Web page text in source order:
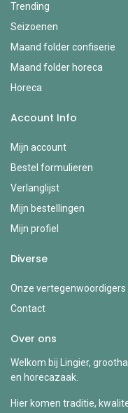
Trending
Seizoenen
Maand folder confiserie
Maand folder horeca
Horeca
Account Info
Mijn account
Bestel formulieren
Verlanglijst
Mijn bestellingen
Mijn profiel
Diverse
Onze vertegenwoordigers
Contact
Over ons
Welkom bij Lingier,
en horecazaak.
Hier komen traditie,